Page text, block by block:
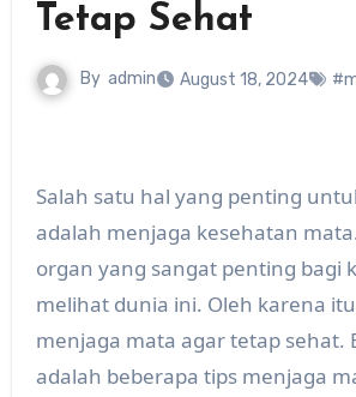
Tetap Sehat
By admin August 18, 2024
Salah satu hal yang penting
adalah menjaga kesehatan
organ yang sangat penting bagi
melihat dunia ini. Oleh karena
menjaga mata agar tetap sehat.
adalah beberapa tips menjaga